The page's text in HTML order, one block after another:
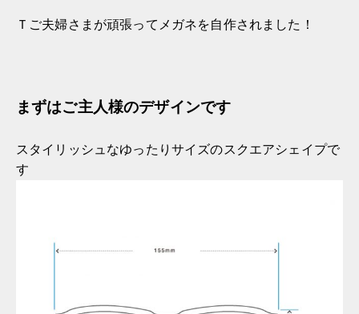
Ｔご夫婦さまが頑張ってメガネを自作されました！
まずはご主人様のデザインです
スタイリッシュなゆったりサイズのスクエアシェイプで
す